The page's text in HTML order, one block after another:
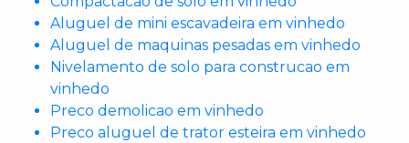
Aluguel de mini escavadeira em vinhedo
Aluguel de maquinas pesadas em vinhedo
Nivelamento de solo para construcao em
vinhedo
Preco demolicao em vinhedo
Preco aluguel de trator esteira em vinhedo